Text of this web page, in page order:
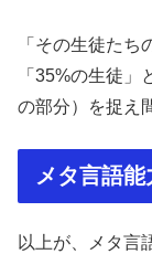
「その生徒たち
「35%の生徒」
の部分）を捉え
メタ言語能
以上が、メタ言